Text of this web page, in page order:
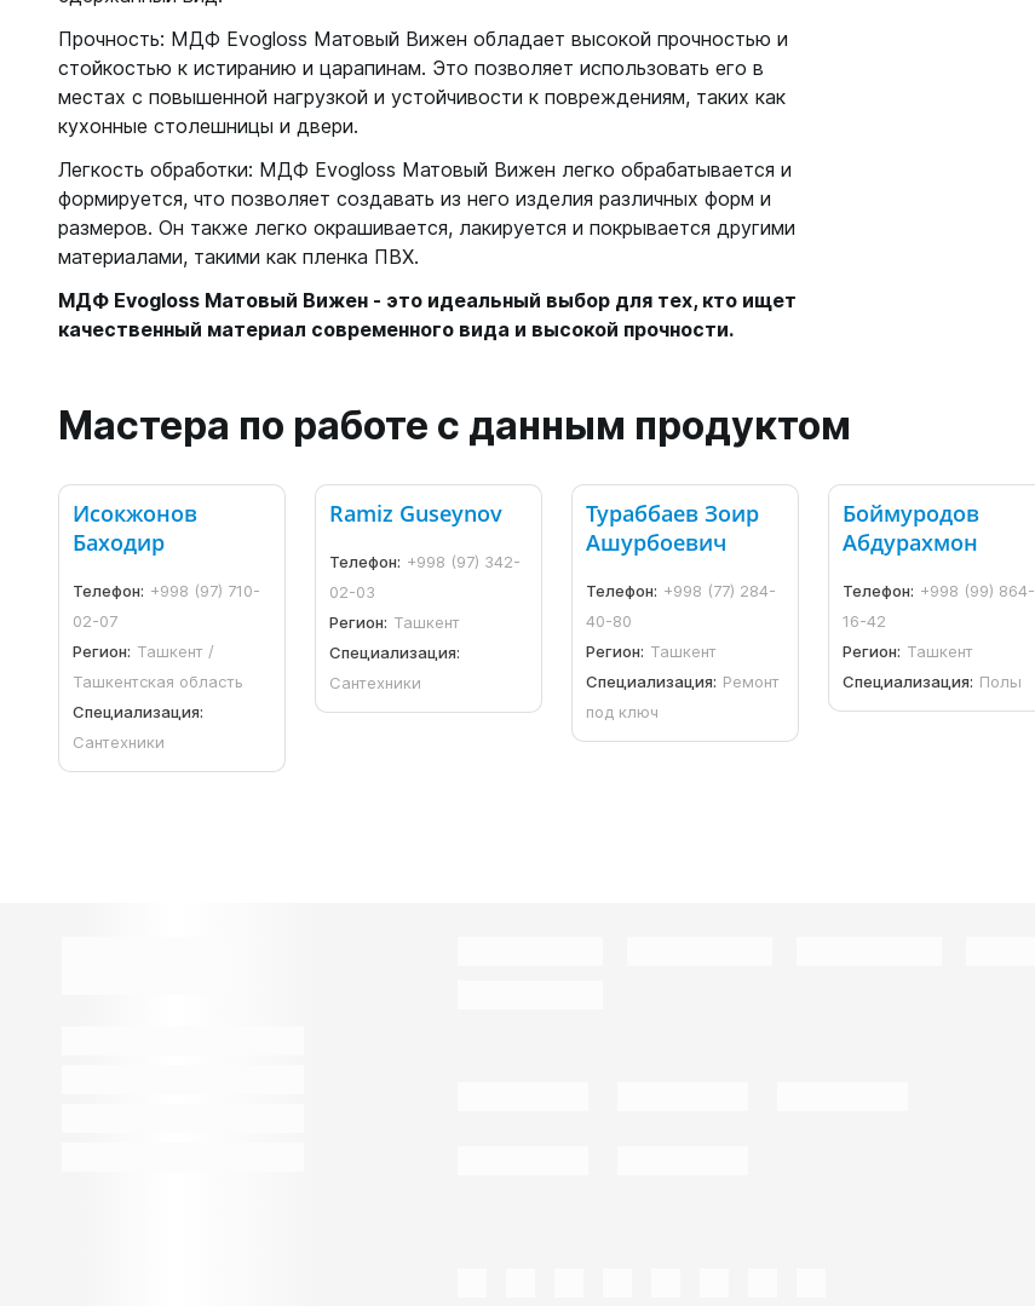
Прочность: МДФ Evogloss Матовый Вижен обладает высокой прочностью и
стойкостью к истиранию и царапинам. Это позволяет использовать его в
местах с повышенной нагрузкой и устойчивости к повреждениям, таких как
кухонные столешницы и двери.
Легкость обработки: МДФ Evogloss Матовый Вижен легко обрабатывается и
формируется, что позволяет создавать из него изделия различных форм и
размеров. Он также легко окрашивается, лакируется и покрывается другими
материалами, такими как пленка ПВХ.
МДФ Evogloss Матовый Вижен - это идеальный выбор для тех, кто ищет
качественный материал современного вида и высокой прочности.
Мастера по работе с данным продуктом
Исокжонов
Баходир
Телефон: +998 (97) 710-
02-07
Регион: Ташкент /
Ташкентская область
Специализация:
Сантехники
Ramiz Guseynov
Телефон: +998 (97) 342-
02-03
Регион: Ташкент
Специализация:
Сантехники
Тураббаев Зоир
Ашурбоевич
Телефон: +998 (77) 284-
40-80
Регион: Ташкент
Специализация: Ремонт
под ключ
Боймуродов
Абдурахмон
Телефон: +998 (99) 864-
16-42
Регион: Ташкент
Специализация: Полы